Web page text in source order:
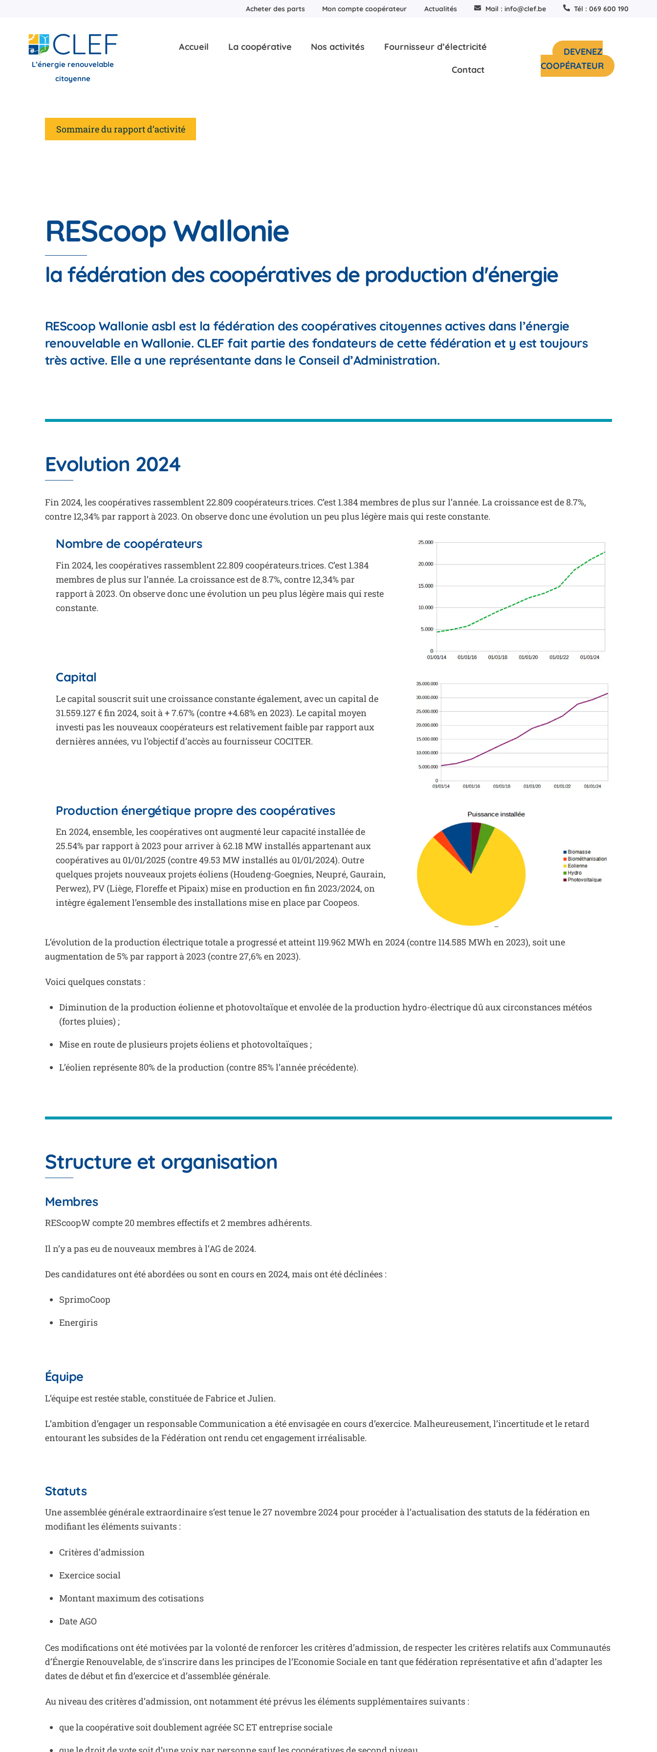
content
Acheter des parts Mon compte coopérateur Actualités Mail : info@clef.be Tél : 069 600 190
L’énergie renouvelable
citoyenne
Accueil La coopérative Nos activités Fournisseur d’électricité
Contact
DEVENEZ
COOPÉRATEUR
Sommaire du rapport d’activité
REScoop Wallonie
la fédération des coopératives de production d'énergie
REScoop Wallonie asbl est la fédération des coopératives citoyennes actives dans l’énergie
renouvelable en Wallonie. CLEF fait partie des fondateurs de cette fédération et y est toujours
très active. Elle a une représentante dans le Conseil d’Administration.
Evolution 2024
Fin 2024, les coopératives rassemblent 22.809 coopérateurs.trices. C’est 1.384 membresdeplus sur l’année. La croissance est de 8.7%,
contre 12,34% par rapport à 2023. On observedonc une évolution un peu plus légère mais qui reste constante.
Nombre de coopérateurs
Fin 2024, les coopératives rassemblent 22.809coopérateurs.trices. C’est 1.384
membresdeplus sur l’année. La croissance est de 8.7%, contre 12,34% par
rapport à 2023. Onobservedonc une évolution un peu plus légère mais qui reste
constante.
Capital
Le capital souscrit suit une croissance constante également, avec un capital de
31.559.127 € fin 2024, soit à + 7.67% (contre +4.68% en 2023). Le capital moyen
investi paslesnouveaux coopérateurs est relativement faible par rapport aux
dernières années, vul’objectifd’accès au fournisseur COCITER.
Production énergétique propre des coopératives
En 2024, ensemble, les coopératives ont augmenté leur capacité installée de
25.54% par rapport à 2023 pour arriver à 62.18 MW installés appartenant aux
coopératives au 01/01/2025 (contre 49.53 MW installés au 01/01/2024). Outre
quelques projets nouveaux projets éoliens (Houdeng-Goegnies, Neupré, Gaurain,
Perwez), PV (Liège, Floreffe et Pipaix) mise en production en fin 2023/2024, on
intègre également l’ensemble des installations mise en place par Coopeos.
L’évolution de la production électrique totale a progressé et atteint 119.962 MWh en 2024 (contre 114.585 MWh en 2023), soit une
augmentation de 5% par rapport à 2023 (contre 27,6% en 2023).
Voici quelques constats :
Diminution de la production éolienne et photovoltaïque et envolée de la production hydro-électrique dû aux circonstances météos
(fortes pluies) ;
Mise en route de plusieurs projets éoliens et photovoltaïques ;
L’éolien représente 80% de la production (contre 85% l’année précédente).
Structure et organisation
Membres
REScoopW compte 20 membres effectifs et 2 membres adhérents.
Il n’y a pas eu de nouveaux membres à l’AG de 2024.
Des candidatures ont été abordées ou sont en cours en 2024, mais ont été déclinées :
SprimoCoop
Energiris
Équipe
L’équipe est restée stable, constituée de Fabrice et Julien.
L’ambition d’engager un responsable Communication a été envisagée en cours d’exercice. Malheureusement, l’incertitude et le retard
entourant les subsides de la Fédération ont rendu cet engagement irréalisable.
Statuts
Une assemblée générale extraordinaire s’est tenue le 27 novembre 2024 pour procéder à l’actualisation des statuts de la fédération en
modifiant les éléments suivants :
Critères d’admission
Exercice social
Montant maximum des cotisations
Date AGO
Ces modifications ont été motivées par la volonté de renforcer les critères d’admission, de respecter les critères relatifs aux Communautés
d’Énergie Renouvelable, de s’inscrire dans les principes de l’Economie Sociale en tant que fédération représentative et afin d’adapter les
dates de début et fin d’exercice et d’assemblée générale.
Au niveau des critères d’admission, ont notamment été prévus les éléments supplémentaires suivants :
que la coopérative soit doublement agréée SC ET entreprise sociale